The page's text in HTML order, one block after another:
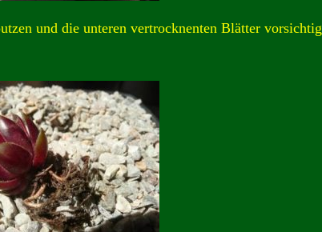
und die unteren vertrocknenten Blätter vorsichtig